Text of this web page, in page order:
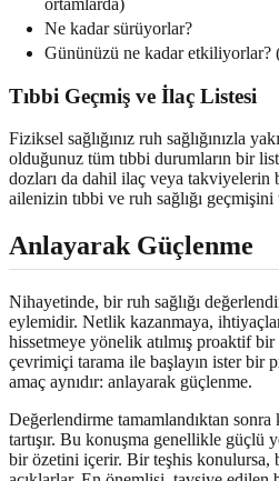
ortamlarda)
Ne kadar sürüyorlar?
Gününüzü ne kadar etkiliyorlar?
Tıbbi Geçmiş ve İlaç Listesi
Fiziksel sağlığınız ruh sağlığınızla
olduğunuz tüm tıbbi durumların bir
dozları da dahil ilaç veya takviyelerin
ailenizin tıbbi ve ruh sağlığı geçmişini
Anlayarak Güçlenme
Nihayetinde, bir ruh sağlığı
eylemidir. Netlik kazanmaya,
hissetmeye yönelik atılmış proaktif
çevrimiçi tarama ile başlayın ister bir
amaç aynıdır: anlayarak güçlenme.
Değerlendirme tamamlandıktan
tartışır. Bu konuşma genellikle güçlü
bir özetini içerir. Bir teşhis konulursa,